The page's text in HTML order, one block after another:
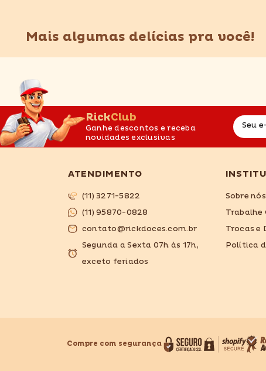
Mais algumas delícias pra você!
RickClub
Ganhe descontos e receba
novidades exclusivas
Seu
ATENDIMENTO
(11) 3271-5822
(11) 95870-0828
contato@rickdoces.com.br
Segunda a Sexta 07h às 17h,
exceto feriados
Sobre nós
Trabalhe
Trocas e
Política
Compre com segurança